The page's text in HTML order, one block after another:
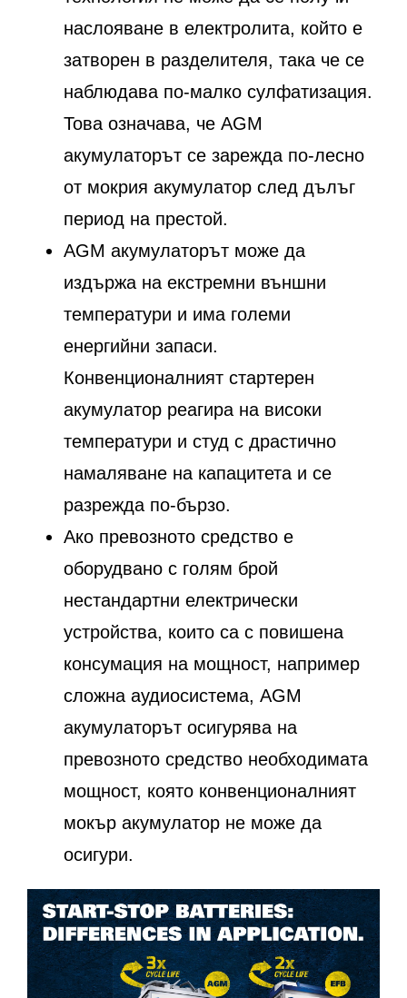
наслояване в електролита, който е
затворен в разделителя, така че се
наблюдава по-малко сулфатизация.
Това означава, че AGM
акумулаторът се зарежда по-лесно
от мокрия акумулатор след дълъг
период на престой.
AGM акумулаторът може да
издържа на екстремни външни
температури и има големи
енергийни запаси.
Конвенционалният стартерен
акумулатор реагира на високи
температури и студ с драстично
намаляване на капацитета и се
разрежда по-бързо.
Ако превозното средство е
оборудвано с голям брой
нестандартни електрически
устройства, които са с повишена
консумация на мощност, например
сложна аудиосистема, AGM
акумулаторът осигурява на
превозното средство необходимата
мощност, която конвенционалният
мокър акумулатор не може да
осигури.